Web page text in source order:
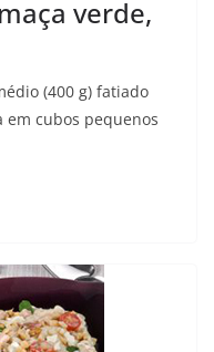
verde,
(400 g) fatiado
em cubos pequenos